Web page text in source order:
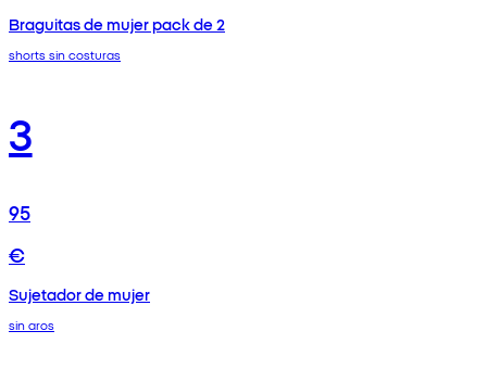
Braguitas de mujer pack de 2
shorts sin costuras
3
95
€
Sujetador de mujer
sin aros